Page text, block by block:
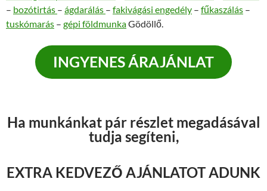
– bozótirtás – ágdarálás – fakivágási engedély – fűkaszálás –
tuskómarás – gépi földmunkaGödöllő.
INGYENES ÁRAJÁNLAT
Ha munkánkat pár részlet megadásával
tudja segíteni,
EXTRA KEDVEZŐ AJÁNLATOT ADUNK